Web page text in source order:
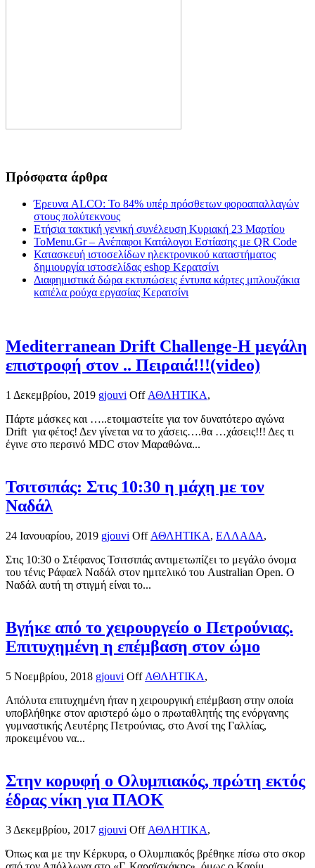
Πρόσφατα άρθρα
Έρευνα ALCO: Το 84% υπέρ πρόσθετων φοροαπαλλαγών
στους πολύτεκνους
Ετήσια τακτική γενική συνέλευση Κυριακή 23 Μαρτίου
ToMenu.Gr – Ανέπαφοι Κατάλογοι Εστίασης με QR Code
Κατασκευή ιστοσελίδων ηλεκτρονικού καταστήματος
δημιουργία ιστοσελίδας eshop Κερατσίνι
Διαφημιστικά δώρα εκτυπώσεις έντυπα κάρτες μπλουζάκια
καπέλα ρούχα εργασίας Κερατσίνι
Mediterranean Drift Challenge-Η μεγάλη
επιστροφή στον .. Πειραιά!!!(video)
1 Δεκεμβρίου, 2019 gjouvi Off ΑΘΛΗΤΙΚΑ,
Πάρτε μάσκες και …..ετοιμαστείτε για τον δυνατότερο αγώνα
Drift για φέτος! Δεν γίνεται να το χάσεις….θα …χάσεις!!! Δες τι
έγινε στο περσινό MDC στον Μαραθώνα...
Τσιτσιπάς: Στις 10:30 η μάχη με τον
Ναδάλ
24 Ιανουαρίου, 2019 gjouvi Off ΑΘΛΗΤΙΚΑ, ΕΛΛΑΔΑ,
Στις 10:30 ο Στέφανος Τσιτσιπάς αντιμετωπίζει το μεγάλο όνομα
του τένις Ράφαελ Ναδάλ στον ημιτελικό του Australian Open. Ο
Ναδάλ αυτή τη στιγμή είναι το...
Βγήκε από το χειρουργείο ο Πετρούνιας.
Επιτυχημένη η επέμβαση στον ώμο
5 Νοεμβρίου, 2018 gjouvi Off ΑΘΛΗΤΙΚΑ,
Απόλυτα επιτυχημένη ήταν η χειρουργική επέμβαση στην οποία
υποβλήθηκε στον αριστερό ώμο ο πρωταθλητής της ενόργανης
γυμναστικής Λευτέρης Πετρούνιας, στο Ανσί της Γαλλίας,
προκειμένου να...
Στην κορυφή ο Ολυμπιακός, πρώτη εκτός
έδρας νίκη για ΠΑΟΚ
3 Δεκεμβρίου, 2017 gjouvi Off ΑΘΛΗΤΙΚΑ,
Όπως και με την Κέρκυρα, ο Ολυμπιακός βρέθηκε πίσω στο σκορ